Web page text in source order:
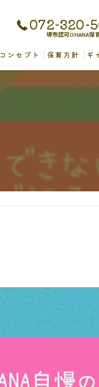
072-320-
堺市認可OHANA保
コンセプト
病後児保育について
保育方針 ギ